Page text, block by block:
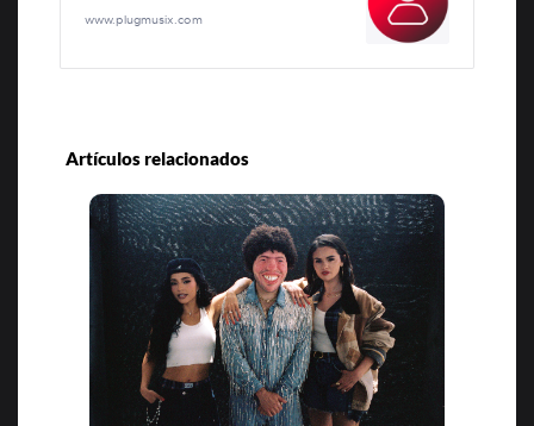
www.plugmusix.com
Artículos relacionados